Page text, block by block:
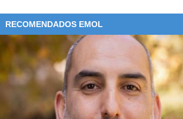
RECOMENDADOS EMOL